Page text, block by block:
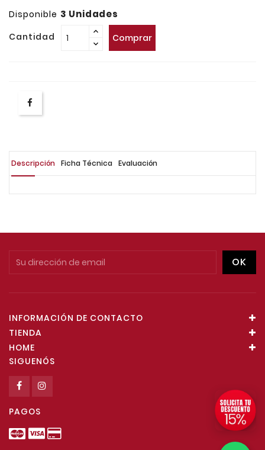
Disponible 3 Unidades
Cantidad Comprar
Descripción Ficha Técnica Evaluación
INFORMACIÓN DE CONTACTO
TIENDA
HOME
SIGUENÓS
PAGOS